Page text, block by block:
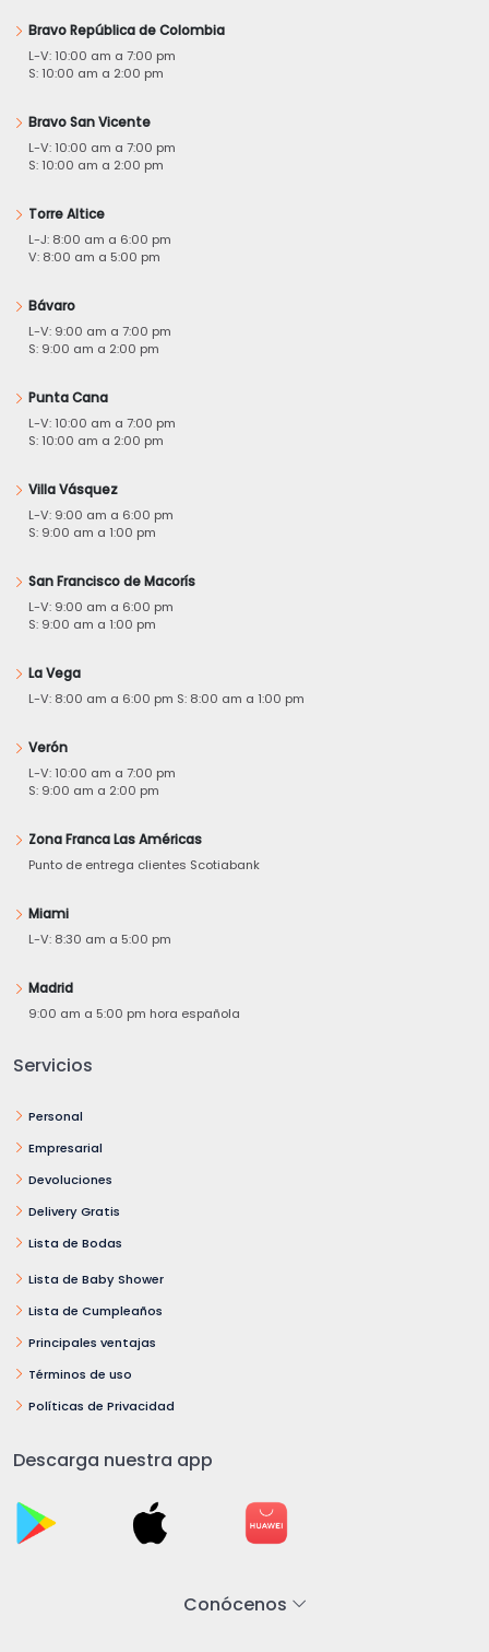
Bravo República de Colombia
L-V: 10:00 am a 7:00 pm
S: 10:00 am a 2:00 pm
Bravo San Vicente
L-V: 10:00 am a 7:00 pm
S: 10:00 am a 2:00 pm
Torre Altice
L-J: 8:00 am a 6:00 pm
V: 8:00 am a 5:00 pm
Bávaro
L-V: 9:00 am a 7:00 pm
S: 9:00 am a 2:00 pm
Punta Cana
L-V: 10:00 am a 7:00 pm
S: 10:00 am a 2:00 pm
Villa Vásquez
L-V: 9:00 am a 6:00 pm
S: 9:00 am a 1:00 pm
San Francisco de Macorís
L-V: 9:00 am a 6:00 pm
S: 9:00 am a 1:00 pm
La Vega
L-V: 8:00 am a 6:00 pm S: 8:00 am a 1:00 pm
Verón
L-V: 10:00 am a 7:00 pm
S: 9:00 am a 2:00 pm
Zona Franca Las Américas
Punto de entrega clientes Scotiabank
Miami
L-V: 8:30 am a 5:00 pm
Madrid
9:00 am a 5:00 pm hora española
Servicios
Personal
Empresarial
Devoluciones
Delivery Gratis
Lista de Bodas
Lista de Baby Shower
Lista de Cumpleaños
Principales ventajas
Términos de uso
Políticas de Privacidad
Descarga nuestra app
Conócenos